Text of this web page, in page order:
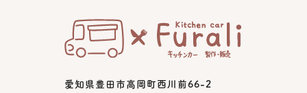
愛知県豊田市高岡町西川前66-2